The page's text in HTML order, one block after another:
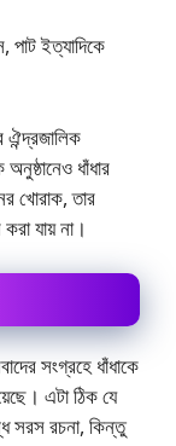
ইত্যাদিকে
ঐন্দ্রজালিক
ধাঁধার
খােরাক, তার
যায় না।
সংগ্রহে ধাঁধাকে
এটা ঠিক যে
সরস রচনা, কিন্তু